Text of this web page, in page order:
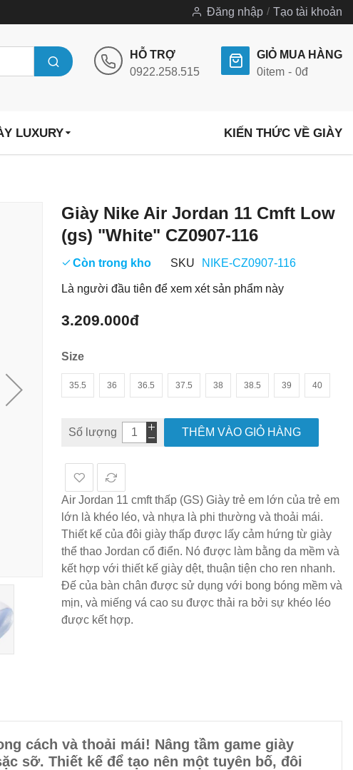
Đăng nhập Tạo tài khoản
HỖ TRỢ
0922.258.515
GIỎ MUA HÀNG
0item 0đ
LUXURY KIẾN THỨC VỀ GIÀY
Giày Nike Air Jordan 11 Cmft Low
(gs) "White" CZ0907-116
Còn trong kho SKU NIKE-CZ0907-116
Là người đầu tiên để xem xét sản phẩm này
3.209.000đ
Size
35.5 36 36.5 37.5 38 38.5 39 40
Số lượng THÊM VÀO GIỎ HÀNG
Air Jordan 11 cmft thấp (GS) Giày trẻ em lớn của trẻ em
lớn là khéo léo, và nhựa là phi thường và thoải mái.
Thiết kế của đôi giày thấp được lấy cảm hứng từ giày
thể thao Jordan cổ điển. Nó được làm bằng da mềm và
kết hợp với thiết kế giày dệt, thuận tiện cho ren nhanh.
Đế của bàn chân được sử dụng với bong bóng mềm và
mịn, và miếng vá cao su được thải ra bởi sự khéo léo
được kết hợp.
Chuyển
phần
hình
cách và thoải mái! Nâng tầm game giày
sỡ. Thiết kế để tạo nên một tuyên bố, đôi